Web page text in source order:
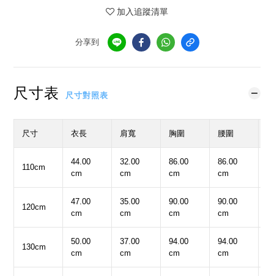
加入追蹤清單
分享到
尺寸表 尺寸對照表
尺寸 衣長 肩寬 胸圍 腰圍
110cm
44.00
cm
32.00
cm
86.00
cm
86.00
cm
120cm
47.00
cm
35.00
cm
90.00
cm
90.00
cm
130cm
50.00
cm
37.00
cm
94.00
cm
94.00
cm